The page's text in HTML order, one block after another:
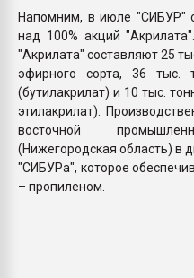
Напомним, в июле "СИБУР"
над 100% акций
"Акрилата" составляют 25
эфирного сорта, 36
(бутилакрилат) и 10 тыс.
этилакрилат).
восточной
(Нижегородская область) в
"СИБУРа", которое
– пропиленом.